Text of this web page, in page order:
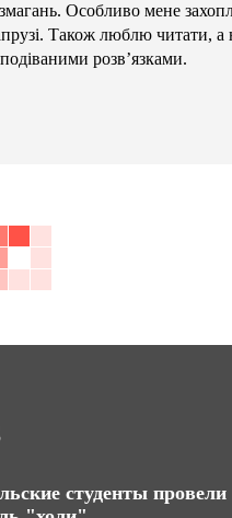
Особливо мене
Також люблю читати,
розв’язками.
студенты провeли